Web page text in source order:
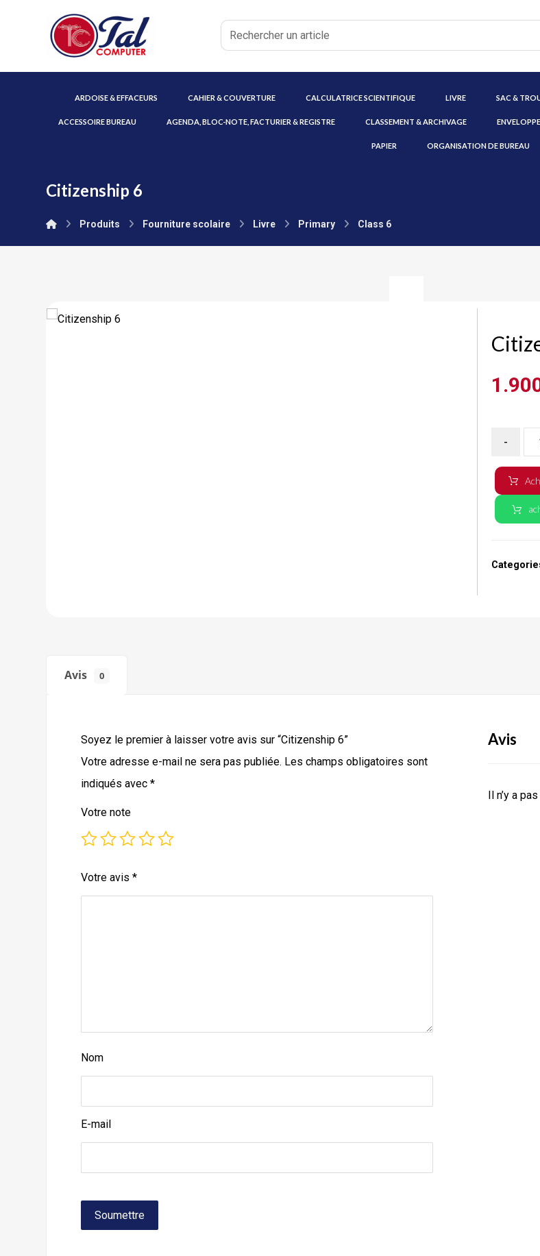
ARDOISE & EFFACEURS CAHIER & COUVERTURE CALCULATRICE SCIENTIFIQUE LIVRE SAC &
ACCESSOIRE BUREAU AGENDA, BLOC-NOTE, FACTURIER & REGISTRE CLASSEMENT & ARCHIVAGE
PAPIER ORGANISATION DE BUREAU
Citizenship 6
Produits Fourniture scolaire Livre Primary Class 6
-
Avis 0
Avis
Il n’y a
Soyez le premier à laisser votre avis sur “Citizenship 6”
Votre adresse e-mail ne sera pas publiée. Les champs obligatoires sont
indiqués avec*
Votre note
Votre avis*
Nom
E-mail